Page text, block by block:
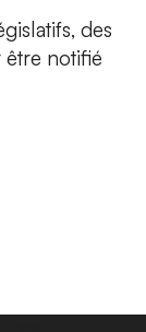
des
notifié